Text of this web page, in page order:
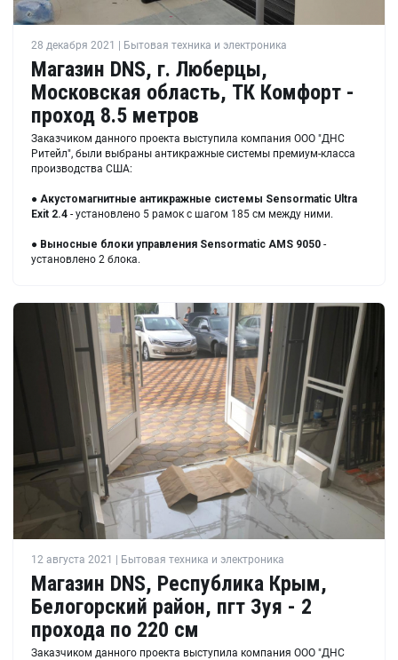
28 декабря 2021 | Бытовая техника и электроника
Магазин DNS, г. Люберцы,
Московская область, ТК Комфорт -
проход 8.5 метров
Заказчиком данного проекта выступила компания ООО "ДНС
Ритейл", были выбраны антикражные системы премиум-класса
производства США:
● Акустомагнитные антикражные системы Sensormatic Ultra
Exit 2.4 - установлено 5 рамок с шагом 185 см между ними.
● Выносные блоки управления Sensormatic AMS 9050 -
установлено 2 блока.
12 августа 2021 | Бытовая техника и электроника
Магазин DNS, Республика Крым,
Белогорский район, пгт Зуя - 2
прохода по 220 см
Заказчиком данного проекта выступила компания ООО "ДНС